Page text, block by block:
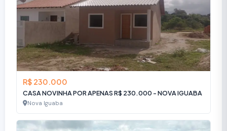
R$ 230.000
CASA NOVINHA POR APENAS R$ 230.000 - NOVA IGUABA
Nova Iguaba